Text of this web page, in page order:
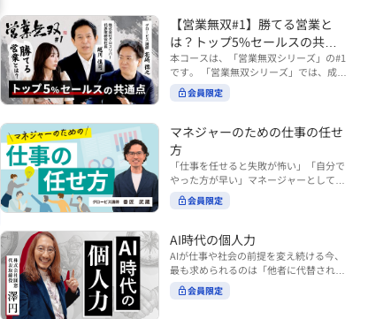
る新規事業の創出」では、新規事業やス
タートアップを取り巻く環境がどのよう
に変化しているのかを俯瞰し、新たな価
値創造と非連続な成長を生み出すため
に、AI時代における事業機会の捉え方
や、成功確率を高めるための考え方につ
携わるリーダー・マネージャーの方 ・AI
を活用して事業創出のスピードや成功確
率を高めたい方 ・AI時代における新規事
業リーダーの役割やマインドセットを学
びたい方 ■AIシフトシリーズとは？ 『AI
BUSINESS SHIFTシリーズ』は以下の3
す。（順次公開） https://unlimited.glo
bis.co.jp/ja/tags/AI%E3%83%93%E3%8
2%B8%E3%83%8D%E3%82%B9%E3%
82%B7%E3%83%95%E3%83%88 ・基
礎編（第1回〜3回）：リーダーやマネー
【営業無双#1】勝てる営業と
は？トップ5%セールスの共通
点
本コースは、「営業無双シリーズ」の#1
です。 「営業無双シリーズ」では、成約
率アップに向けて、お客様に選ばれ続け
る無双の営業になるための実践的な考え
（#2以降は順次公開） 本コースでは、
「勝てる営業とは？トップ5%セールス
の共通点」をテーマに BtoBでお客様に
選ばれる営業の役割 トップ5％のセール
スに共通する行動や考え方 成果につなが
る実践的なポイント などを解説します。
◾️こんな方におすすめ 提案しても顧客に
が多い方 顧客の本当の課題や決裁者の判
断基準をつかみきれず、案件が前に進ま
ない方 再現性のある営業テクニックを身
につけたい方 ※本動画は、制作時点の情
報に基づき作成したものです（2026年7
会員限定
マネジャーのための仕事の任せ
方
「仕事を任せると失敗が怖い」「自分で
やった方が早い」マネージャーとしてメ
ンバーやチームの力を引き出しながら成
果を上げるには、どのように仕事を任せ
い時代において、マネージャーとして成
果を上げ続けるためには、メンバーの個
性や特性を理解し、それに合わせた効果
的な任せ方を身につけることが重要で
す。このコースでは、ソーシャルスタイ
会員限定
AI時代の個人力
AIが仕事や社会の前提を変え続ける今、
最も求められるのは「他者に代替されな
い個としての力」“個人力”です。 本コー
スでは、澤円氏の著書『個人力』をもと
会員限定